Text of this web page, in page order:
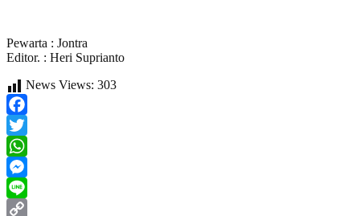
Pewarta : Jontra
Editor. : Heri Suprianto
News Views: 303
Facebook
Twitter
WhatsApp
Messenger
Line